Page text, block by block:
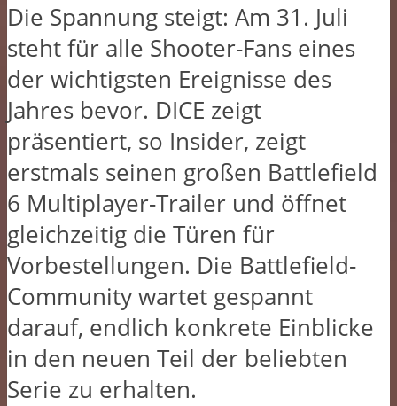
Die Spannung steigt: Am 31. Juli
steht für alle Shooter-Fans eines
der wichtigsten Ereignisse des
Jahres bevor. DICE zeigt
präsentiert, so Insider, zeigt
erstmals seinen großen Battlefield
6 Multiplayer-Trailer und öffnet
gleichzeitig die Türen für
Vorbestellungen. Die Battlefield-
Community wartet gespannt
darauf, endlich konkrete Einblicke
in den neuen Teil der beliebten
Serie zu erhalten.